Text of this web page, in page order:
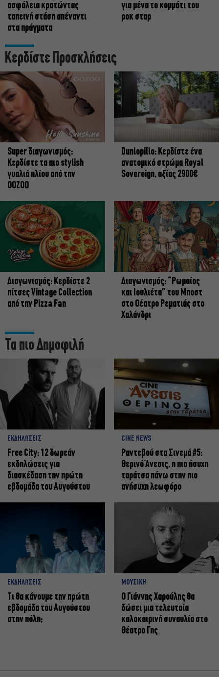
ασφάλεια κρατώντας
ταπεινή στάση απέναντι
στα πράγματα
για μένα το κομμάτι του
ροκ σταρ
Κερδίστε Προσκλήσεις
Super διαγωνισμός:
Κερδίστε τα πιο stylish
γυαλιά ηλίου από την
OOZOO
Dunlopillo: Κερδίστε ένα
ανατομικό στρώμα Royal
Sovereign, αξίας 2900€
Διαγωνισμός: Κερδίστε 2
πίτσες Vintage Collection
από την Pizza Fan
Διαγωνισμός: “Ρωμαίος
και Ιουλιέτα” του Μποστ
στο Θέατρο Ρεματιάς στο
Χαλάνδρι
Τα πιο Δημοφιλή
ΕΚΔΗΛΩΣΕΙΣ
Free City: 12 δωρεάν
εκδηλώσεις για
διασκέδαση την πρώτη
εβδομάδα του Αυγούστου
CINE NEWS
Ραντεβού στα Σινεμά #5:
Θερινό Άνεσις, η πιο ήσυχη
ταράτσα πάνω στην πιο
ανήσυχη λεωφόρο
ΕΚΔΗΛΩΣΕΙΣ
Τι θα κάνουμε την πρώτη
εβδομάδα του Αυγούστου
στην πόλη;
ΜΟΥΣΙΚΗ
Ο Γιάννης Χαρούλης θα
δώσει μια τελευταία
καλοκαιρινή συναυλία στο
Θέατρο Γης